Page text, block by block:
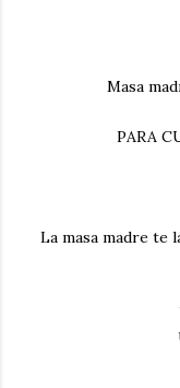
Masa
PARA
La masa madre te